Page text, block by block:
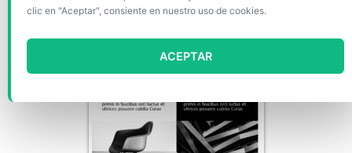
clic en "Aceptar", consiente en nuestro uso de cookies.
ACEPTAR